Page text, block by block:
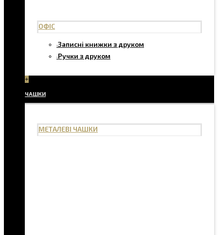
ОФІС
Записні книжки з друком
Ручки з друком
+
ЧАШКИ
МЕТАЛЕВІ ЧАШКИ